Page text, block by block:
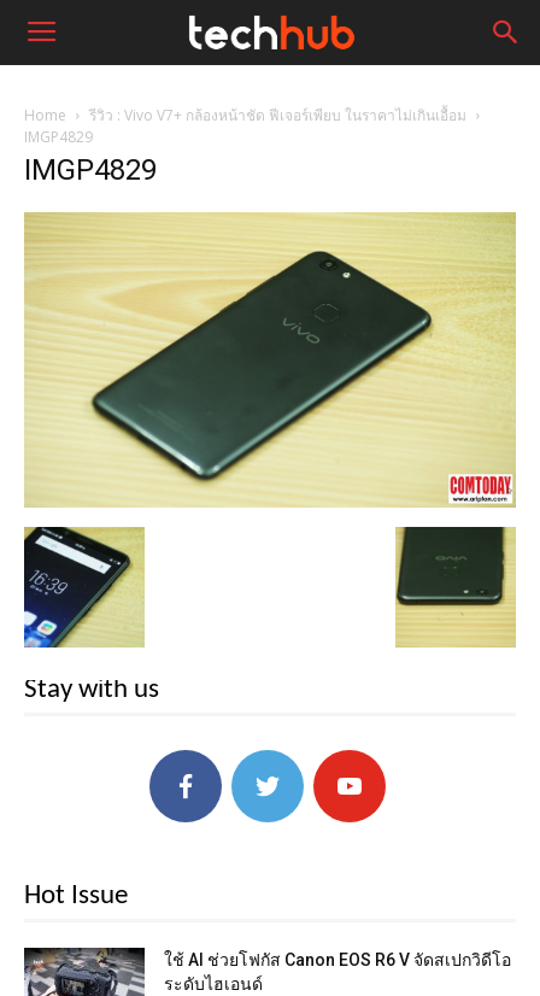
Home
รีวิว : Vivo V7+ กล้องหน้าชัด ฟีเจอร์เพียบ ในราคาไม่เกินเอื้อม
IMGP4829
IMGP4829
Stay with us
Hot Issue
ใช้ AI ช่วยโฟกัส Canon EOS R6 V จัดสเปกวิดีโอ
ระดับไฮเอนด์